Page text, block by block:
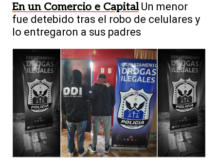
En un Comercio e Capital Un menor
fue detebido tras el robo de celulares y
lo entregaron a sus padres